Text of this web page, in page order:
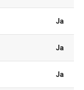
Ja
Ja
Ja